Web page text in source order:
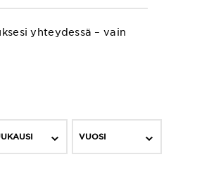
yhteydessä – vain
VUOSI